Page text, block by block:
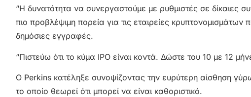
“Η δυνατότητα να συνεργαστούμε με ρυθμιστές σε δίκαιες
πιο προβλέψιμη πορεία για τις εταιρείες
δημόσιες εγγραφές.
“Πιστεύω ότι το κύμα IPO είναι κοντά. Δώστε του 10 με 12
Ο Perkins κατέληξε συνοψίζοντας την ευρύτερη αίσθηση
το οποίο θεωρεί ότι μπορεί να είναι καθοριστικό.